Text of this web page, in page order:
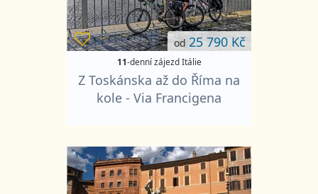
od 25 790 Kč
11-denní zájezd Itálie
Z Toskánska až do Říma na
kole - Via Francigena